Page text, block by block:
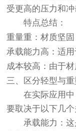
受更高的压力和冲
特点总结 ：
重量重 ：材质坚
承载能力高 ：适
成本较高 ：由于
三、区分轻型与
在实际应用中
要取决于以下几个
承载能力 ：